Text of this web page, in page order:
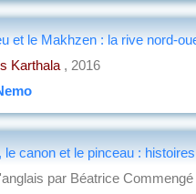
et le Makhzen : la rive nord-
Karthala , 2016
le canon et le pinceau :
par Béatrice Commengé